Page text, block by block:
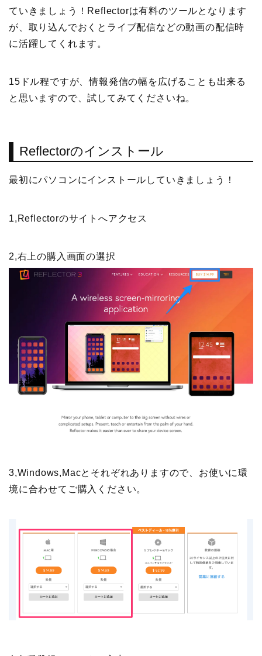
ていきましょう！Reflectorは有料のツールとなります
が、取り込んでおくとライブ配信などの動画の配信時
に活躍してくれます。
15ドル程ですが、情報発信の幅を広げることも出来る
と思いますので、試してみてくださいね。
Reflectorのインストール
最初にパソコンにインストールしていきましょう！
1,Reflectorのサイトへアクセス
2,右上の購入画面の選択
3,Windows,Macとそれぞれありますので、お使いに環
境に合わせてご購入ください。